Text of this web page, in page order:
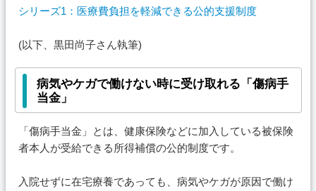
シリーズ1：医療費負担を軽減できる公的支援制度
(以下、黒田尚子さん執筆)
病気やケガで働けない時に受け取れる「傷病手
当金」
「傷病手当金」とは、健康保険などに加入している被保険
者本人が受給できる所得補償の公的制度です。
入院せずに在宅療養であっても、病気やケガが原因で働け